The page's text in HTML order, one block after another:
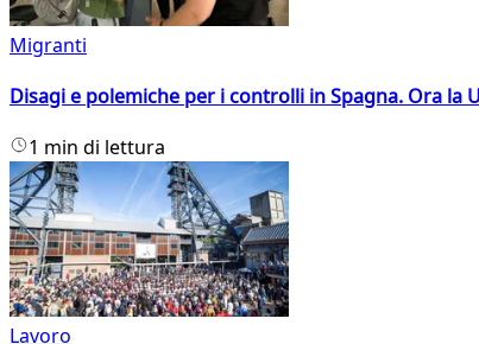
Migranti
Disagi e polemiche per i controlli in Spagna. Ora la
1 min di lettura
Lavoro